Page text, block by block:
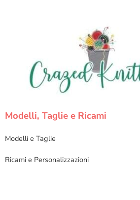
Modelli, Taglie e Ricami
Modelli e Taglie
Ricami e Personalizzazioni